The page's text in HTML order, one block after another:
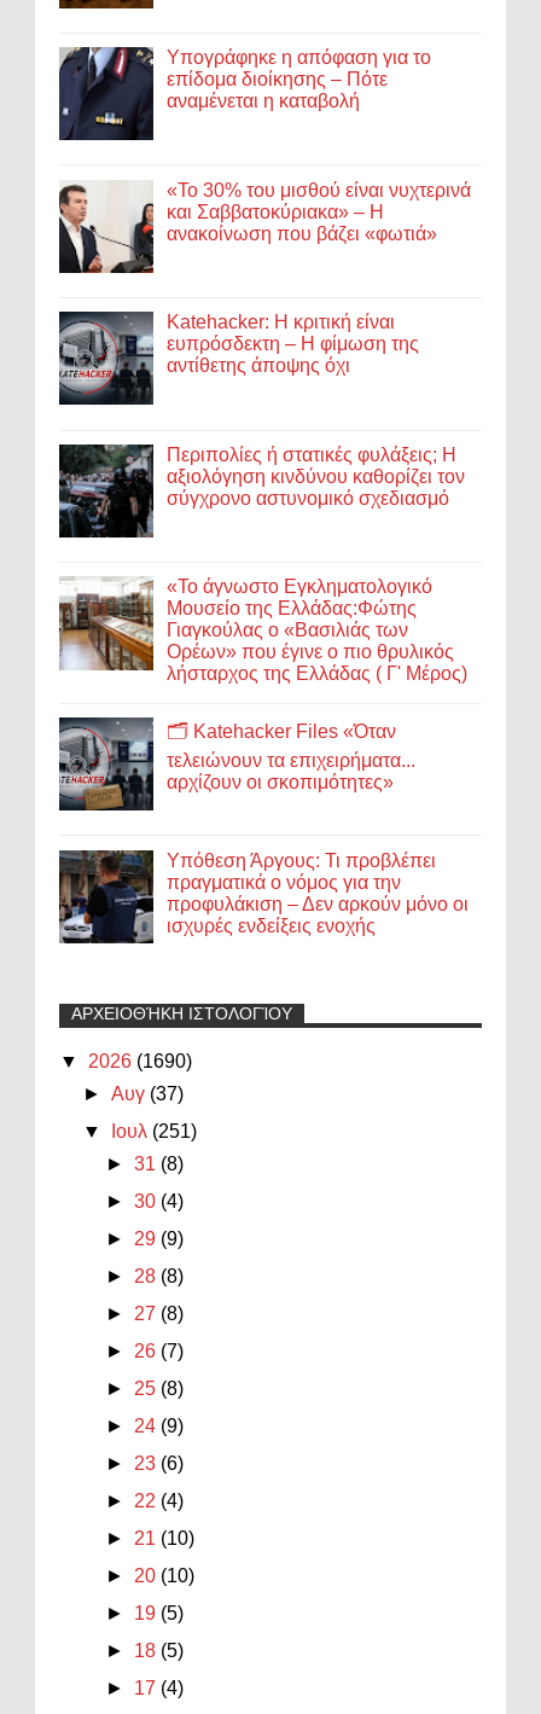
Υπογράφηκε η απόφαση για το
επίδομα διοίκησης – Πότε
αναμένεται η καταβολή
«Το 30% του μισθού είναι νυχτερινά
και Σαββατοκύριακα» – Η
ανακοίνωση που βάζει «φωτιά»
Katehacker: Η κριτική είναι
ευπρόσδεκτη – Η φίμωση της
αντίθετης άποψης όχι
Περιπολίες ή στατικές φυλάξεις; Η
αξιολόγηση κινδύνου καθορίζει τον
σύγχρονο αστυνομικό σχεδιασμό
«Το άγνωστο Εγκληματολογικό
Μουσείο της Ελλάδας:Φώτης
Γιαγκούλας ο «Βασιλιάς των
Ορέων» που έγινε ο πιο θρυλικός
λήσταρχος της Ελλάδας ( Γ' Μέρος)
🗂️ Katehacker Files «Όταν
τελειώνουν τα επιχειρήματα...
αρχίζουν οι σκοπιμότητες»
Υπόθεση Άργους: Τι προβλέπει
πραγματικά ο νόμος για την
προφυλάκιση – Δεν αρκούν μόνο οι
ισχυρές ενδείξεις ενοχής
ΑΡΧΕΙΟΘΉΚΗ ΙΣΤΟΛΟΓΊΟΥ
▼ 2026 (1690)
►Αυγ (37)
▼
Ιουλ (251)
►31 (8)
►30 (4)
► 29 (9)
► 28 (8)
► 27 (8)
► 26 (7)
► 25 (8)
► 24 (9)
► 23 (6)
► 22 (4)
► 21 (10)
► 20 (10)
► 19 (5)
► 18 (5)
► 17 (4)